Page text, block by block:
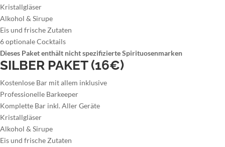
Kristallgläser
Alkohol & Sirupe
Eis und frische Zutaten
6 optionale Cocktails
Dieses Paket enthält nicht spezifizierte Spirituosenmarken
SILBER PAKET (16€)
Kostenlose Bar mit allem inklusive
Professionelle Barkeeper
Komplette Bar inkl. Aller Geräte
Kristallgläser
Alkohol & Sirupe
Eis und frische Zutaten